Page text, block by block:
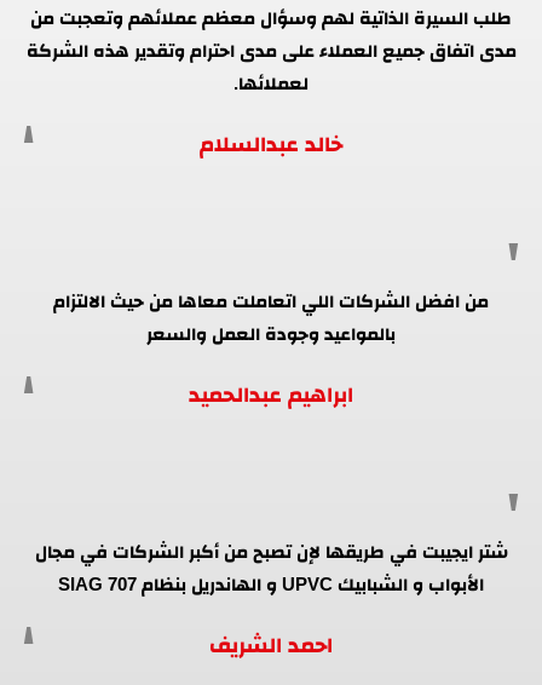
طلب السيرة الذاتية لهم وسؤال معظم عملائهم وتعجبت من
مدى اتفاق جميع العملاء على مدى احترام وتقدير هذه الشركة
لعملائها.
خالد عبدالسلام
من افضل الشركات اللي اتعاملت معاها من حيث الالتزام
بالمواعيد وجودة العمل والسعر
ابراهيم عبدالحميد
شتر ايجيبت في طريقها لإن تصبح من أكبر الشركات في مجال
الأبواب و الشبابيك UPVC و الهاندريل بنظام SIAG 707
احمد الشريف